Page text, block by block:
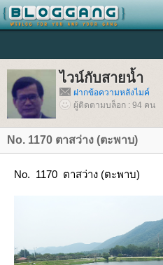
ไวน์กับสายน้ำ
ฝากข้อความหลังไมค์
ผู้ติดตามบล็อก : 94 คน
No. 1170 ตาสว่าง (ตะพาบ)
No. 1170 ตาสว่าง (ตะพาบ)